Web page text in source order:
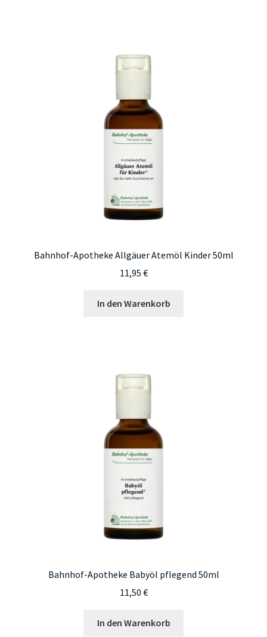
Bahnhof-Apotheke Allgäuer Atemöl Kinder 50ml
11,95 €
In den Warenkorb
Bahnhof-Apotheke Babyöl pflegend 50ml
11,50 €
In den Warenkorb